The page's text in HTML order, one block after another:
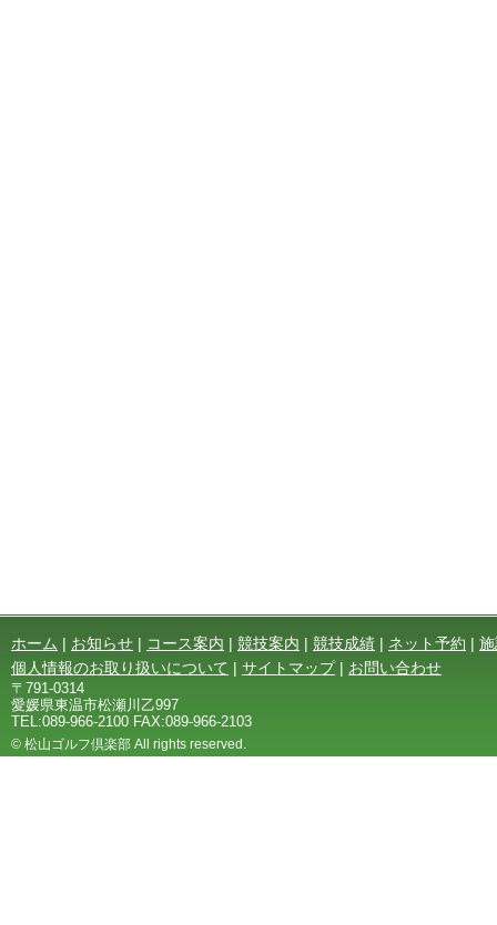
ホーム | お知らせ | コース案内 | 競技案内 | 競技成績 | ネット予約 |
個人情報のお取り扱いについて | サイトマップ | お問い合わせ
〒791-0314
愛媛県東温市松瀬川乙997
TEL:089-966-2100 FAX:089-966-2103
© 松山ゴルフ倶楽部 All rights reserved.